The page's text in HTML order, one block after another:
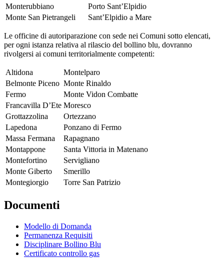
Monterubbiano
Porto Sant’Elpidio
Monte San Pietrangeli
Sant’Elpidio a Mare
Le officine di autoriparazione con sede nei Comuni sotto elencati,
per ogni istanza relativa al rilascio del bollino blu, dovranno
rivolgersi ai comuni territorialmente competenti:
Altidona
Montelparo
Belmonte Piceno Monte Rinaldo
Fermo
Monte Vidon Combatte
Francavilla D’Ete Moresco
Grottazzolina
Ortezzano
Lapedona
Ponzano di Fermo
Massa Fermana
Rapagnano
Montappone
Santa Vittoria in Matenano
Montefortino
Servigliano
Monte Giberto
Smerillo
Montegiorgio
Torre San Patrizio
Documenti
Modello di Domanda
Permanenza Requisiti
Disciplinare Bollino Blu
Certificato controllo gas